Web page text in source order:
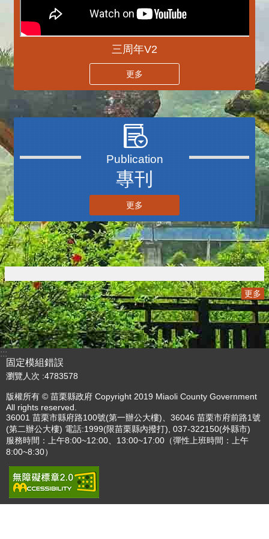
三周年V2
更多
專刊
更多
更多
:::
固定模組錯誤
瀏覽人次 4783578
版權所有 © 苗栗縣政府 Copyright 2019 Miaoli County Government
All rights reserved.
36001 苗栗市縣府路100號(第一辦公大樓)、36046 苗栗市府前路1號
(第二辦公大樓) 電話:1999(限苗栗縣內撥打), 037-322150(外縣市)
服務時間：上午8:00~12:00、13:00~17:00（彈性上班時間：上午
8:00~8:30）